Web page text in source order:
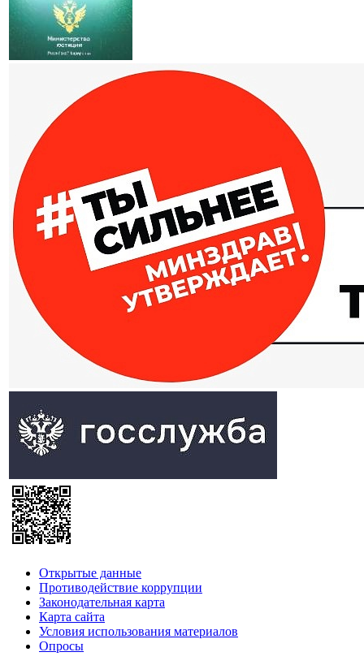
Открытые данные
Противодействие коррупции
Законодательная карта
Карта сайта
Условия использования материалов
Опросы